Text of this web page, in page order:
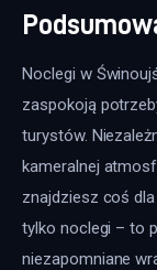
Noclegi w
zaspokoją
turystów.
kameralnej
znajdziesz coś
tylko noclegi – to
niezapomniane